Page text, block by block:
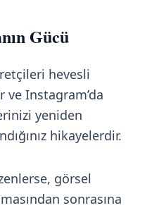
Gücü
hevesli
Instagram’da
yeniden
hikayelerdir.
görsel
sonrasına